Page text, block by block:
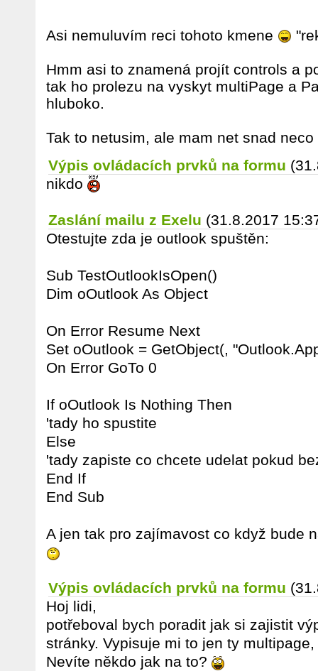
Asi nemuluvím reci tohoto kmene
Hmm asi to znamená projít controls a
tak ho prolezu na vyskyt multiPage a
hluboko.
Tak to netusim, ale mam net snad
Výpis ovládacích prvků na formu
nikdo
Zaslání mailu z Exelu (31.8.2017
Otestujte zda je outlook spuštěn:
Sub TestOutlookIsOpen()
Dim oOutlook As Object
On Error Resume Next
Set oOutlook = GetObject(,
On Error GoTo 0
If oOutlook Is Nothing Then
'tady ho spustite
Else
'tady zapiste co chcete udelat pokud
End If
End Sub
A jen tak pro zajímavost co když bude
Výpis ovládacích prvků na formu
Hoj lidi,
potřeboval bych poradit jak si zajistit
stránky. Vypisuje mi to jen ty
Nevíte někdo jak na to?